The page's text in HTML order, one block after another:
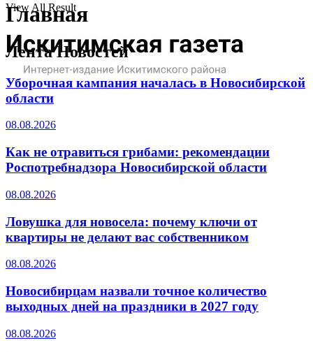
View All Result
Главная
Лента Новостей
Уборочная кампания началась в Новосибирской
области
08.08.2026
Как не отравиться грибами: рекомендации
Роспотребнадзора Новосибирской области
08.08.2026
Ловушка для новосела: почему ключи от
квартиры не делают вас собственником
08.08.2026
Новосибирцам назвали точное количество
выходных дней на праздники в 2027 году
08.08.2026